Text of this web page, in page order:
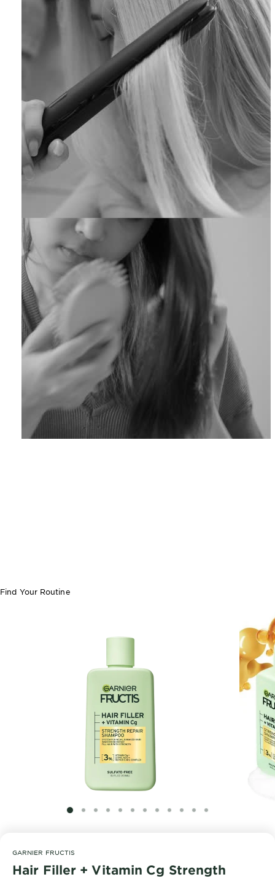
Find Your Routine
SLIDE 1SLIDE 2SLIDE 3SLIDE 4SLIDE 5SLIDE 6SLIDE 7SLIDE 8SLIDE 9SLIDE 10
SLIDE 11SLIDE 12
GARNIER FRUCTIS
Hair Filler + Vitamin Cg Strength